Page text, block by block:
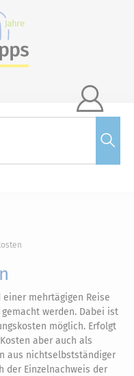

mehrtägigen Reise
werden. Dabei ist
möglich. Erfolgt
aber auch als
aus nichtselbstständiger
der Einzelnachweis der